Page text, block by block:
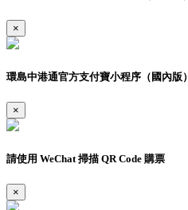
×
環島中港通官方支付寶小程序（國內版）
×
請使用 WeChat 掃描 QR Code 購票
×